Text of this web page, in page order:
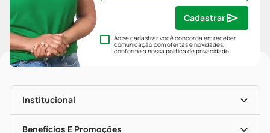
Ao se cadastrar você concorda em receber
comunicação com ofertas e novidades,
conforme a nossapolítica de privacidade.
Cadastrar
Institucional
Nossas Lojas
Benefícios E Promoções